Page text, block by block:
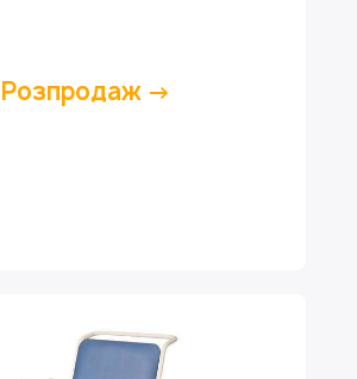
Розпродаж